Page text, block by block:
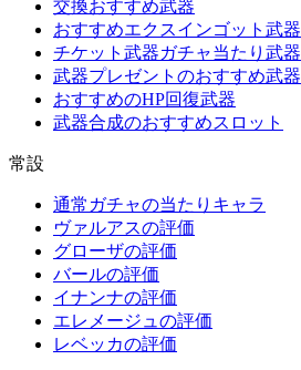
交換おすすめ武器
おすすめエクスインゴット武器
チケット武器ガチャ当たり武器
武器プレゼントのおすすめ武器
おすすめのHP回復武器
武器合成のおすすめスロット
常設
通常ガチャの当たりキャラ
ヴァルアスの評価
グローザの評価
バールの評価
イナンナの評価
エレメージュの評価
レベッカの評価